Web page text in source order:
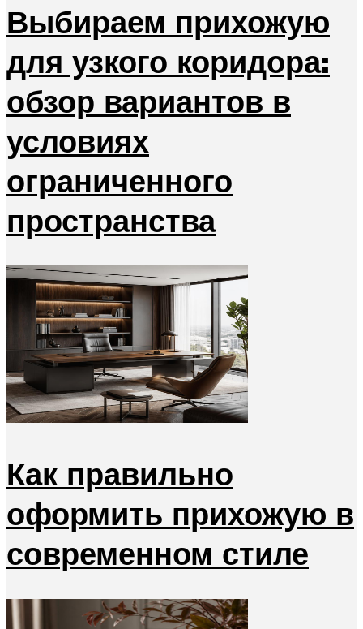
Выбираем прихожую
для узкого коридора:
обзор вариантов в
условиях
ограниченного
пространства
Как правильно
оформить прихожую в
современном стиле